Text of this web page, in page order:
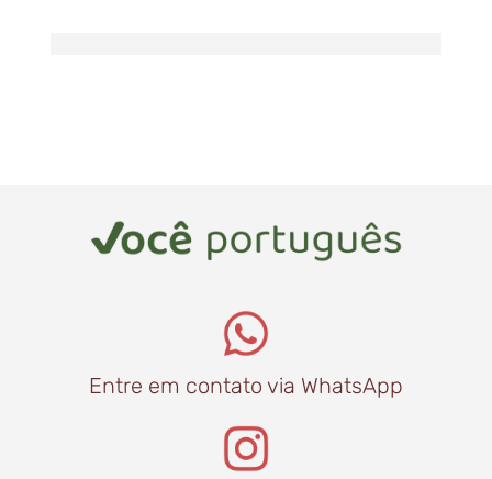
Entre em contato via WhatsApp